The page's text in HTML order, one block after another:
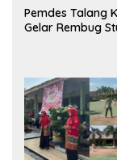
Pemdes Talang
Gelar Rembug